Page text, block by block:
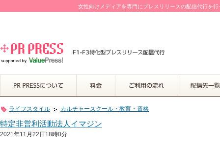
女性向けメディアを専門にプレスリリースの配信代行を
ライフスタイル カルチャースクール・教育・資格
特定非営利活動法人イマジン
2021年11月22日18時0分